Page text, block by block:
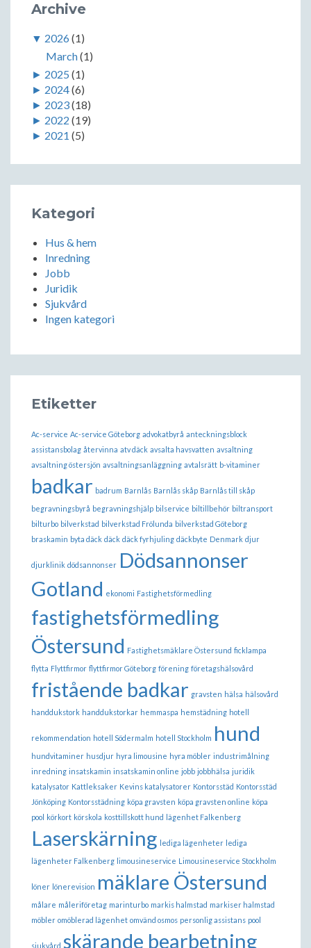
Archive
▼ 2026(1)
March(1)
► 2025 (1)
► 2024(6)
► 2023(18)
► 2022 (19)
► 2021 (5)
Kategori
Hus & hem
Inredning
Jobb
Juridik
Sjukvård
Ingen kategori
Etiketter
Ac-service Ac-service Göteborg advokatbyrå anteckningsblock
assistansbolag återvinna atv däck avsalta havsvatten avsaltning
avsaltning östersjön avsaltningsanläggning avtalsrätt b-vitaminer
badkar badrum Barnlås Barnlås skåp Barnlås till skåp
begravningsbyrå begravningshjälp bilservice biltillbehör biltransport
bilturbo bilverkstad bilverkstad Frölunda bilverkstad Göteborg
braskamin byta däck däck däck fyrhjuling däckbyte Denmark djur
djurklinik dödsannonser Dödsannonser
Gotland ekonomi Fastighetsförmedling
fastighetsförmedling
Östersund Fastighetsmäklare Östersund ficklampa
flytta Flyttfirmor flyttfirmor Göteborg förening företagshälsovård
fristående badkar gravsten hälsa hälsovård
handdukstork handdukstorkar hemmaspa hemstädning hotell
rekommendation hotell Södermalm hotell Stockholm hund
hundvitaminer husdjur hyra limousine hyra möbler industrimålning
inredning insatskamin insatskamin online jobb jobbhälsa juridik
katalysator Kattleksaker Kevins katalysatorer Kontorsstäd Kontorsstäd
Jönköping Kontorsstädning köpa gravsten köpa gravsten online köpa
pool
körkort körskola kosttillskott hund lägenhet Falkenberg
Laserskärning lediga lägenheter lediga
lägenheter Falkenberg limousineservice Limousineservice Stockholm
löner lönerevision mäklare Östersund
målare måleriföretag marinturbo markis halmstad markiser halmstad
möbler omöblerad lägenhet omvänd osmos personlig assistans pool
sjukvård skärande bearbetning